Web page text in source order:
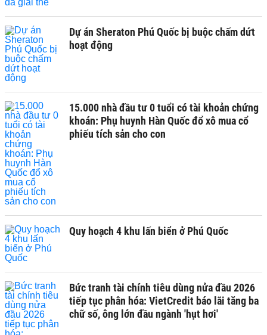
Dự án Sheraton Phú Quốc bị buộc chấm dứt
hoạt động
15.000 nhà đầu tư 0 tuổi có tài khoản chứng
khoán: Phụ huynh Hàn Quốc đổ xô mua cổ
phiếu tích sản cho con
Quy hoạch 4 khu lấn biển ở Phú Quốc
Bức tranh tài chính tiêu dùng nửa đầu 2026
tiếp tục phân hóa: VietCredit báo lãi tăng ba
chữ số, ông lớn đầu ngành 'hụt hơi'